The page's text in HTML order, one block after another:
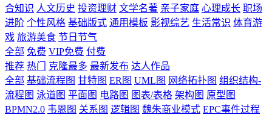
合知识 人文历史 投资理财 文学名著 亲子家庭 心理成长 职场
进阶 个性风格 基础版式 通用模板 影视综艺 生活常识 体育游
戏 旅游美食 节日节气
全部 免费 VIP免费 付费
推荐 热门 克隆最多 最新发布 达人作品
全部 基础流程图 甘特图 ER图 UML图 网络拓扑图 组织结构-
流程图 泳道图 平面图 电路图 图表/表格 架构图 原型图
BPMN2.0 韦恩图 关系图 逻辑图 魏朱商业模式 EPC事件过程